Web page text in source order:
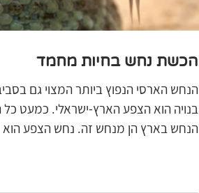
הכשת נחש בחיות מחמד
הנחש הארסי הנפוץ ביותר המצוי גם
בנויה הוא הצפע הארץ-ישראלי. כמעט כל
הנחש בארץ הן מנחש זה. נחש הצפע הוא